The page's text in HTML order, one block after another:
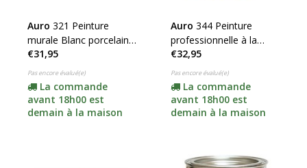
Auro 321 Peinture
murale Blanc porcelaine
BLANC (cliquez ici pour
le contenu)
€31,95
Pas encore évalué(e)
La commande
avant 18h00 est
demain à la maison
Auro 344 Peinture
professionnelle à la
chaux BLANC (cliquez ici
pour le contenu)
€32,95
Pas encore évalué(e)
La commande
avant 18h00 est
demain à la maison